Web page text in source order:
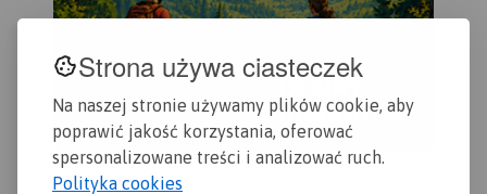
Strona używa ciasteczek
Na naszej stronie używamy plików cookie, aby
poprawić jakość korzystania, oferować
spersonalizowane treści i analizować ruch.
Polityka cookies